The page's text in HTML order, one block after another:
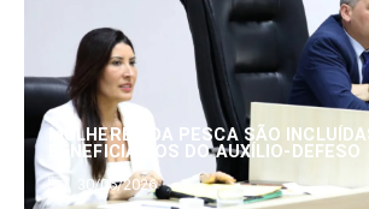
MULHERES DA PESCA SÃO
BENEFICIÁRIOS DO AUXÍLIO-DEFESO
30/06/2026